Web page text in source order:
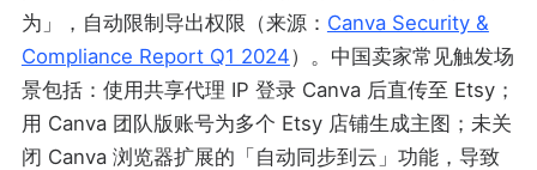
为」，自动限制导出权限（来源： Canva Security &
Compliance Report Q1 2024）。中国卖家常见触发场
景包括：使用共享代理 IP 登录 Canva 后直传至 Etsy；
用 Canva 团队版账号为多个 Etsy 店铺生成主图；未关
闭 Canva 浏览器扩展的「自动同步到云」功能，导致